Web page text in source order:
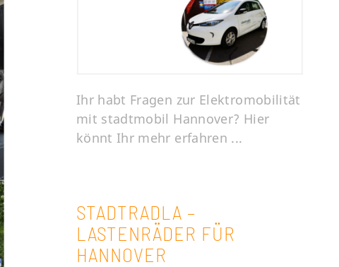
Ihr habt Fragen zur Elektromobilität
mit stadtmobil Hannover? Hier
könnt Ihr mehr erfahren ...
STADTRADLA –
LASTENRÄDER FÜR
HANNOVER